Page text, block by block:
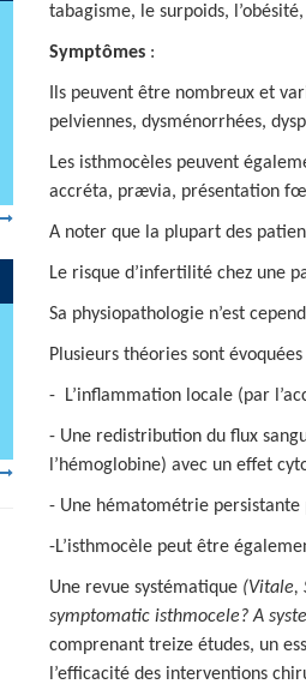
tabagisme, le surpoids,
Symptômes:
Ils peuvent être nombreux et
pelviennes, dysménorrhées,
Les isthmocèles peuvent
accréta, prævia, présentation
A noter que la plupart des
Le risque d’infertilité chez une
Sa physiopathologie n’est
Plusieurs théories sont évoquées
- L’inflammation locale (par
- Une redistribution du flux
l’hémoglobine) avec un effet
- Une hématométrie
-L’isthmocèle peut être
Une revue systématique (Vitale,
symptomatic isthmocele? A
comprenant treize études, un
l’efficacité des interventions